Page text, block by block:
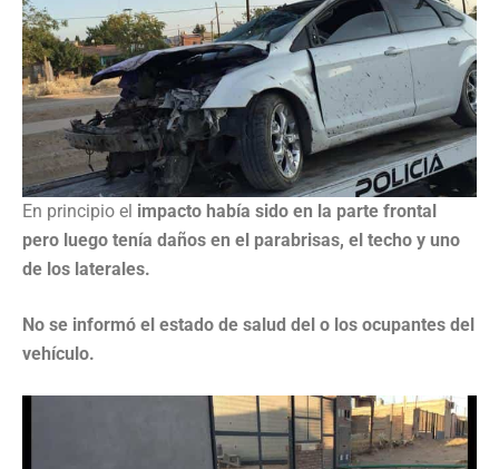
En principio el impacto había sido en la parte frontal
pero luego tenía daños en el parabrisas, el techo y uno
de los laterales.
No se informó el estado de salud del o los ocupantes del
vehículo.